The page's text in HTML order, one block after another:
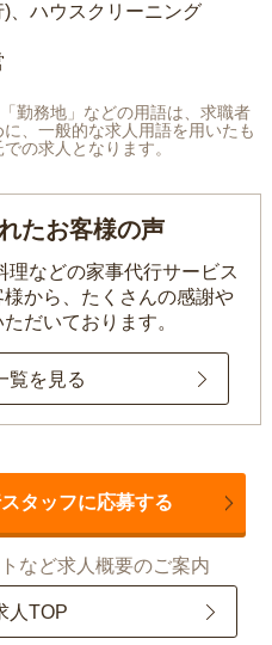
、ハウスクリーニング
勤務地」などの用語は、求職者
、一般的な求人用語を用いたも
の求人となります。
たお客様の声
などの家事代行サービス
から、 たくさんの感謝や
だいております。
覧を見る
タッフに応募する
など求人概要のご案内
人TOP